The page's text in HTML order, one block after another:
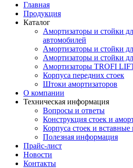
Главная
Продукция
Каталог
Амортизаторы и стойки
автомобилей
Амортизаторы и стойки
Амортизаторы и стойки
Амортизаторы TROFI
Корпуса передних стоек
Штоки амортизаторов
О компании
Техническая информация
Вопросы и ответы
Конструкция стоек и
Корпуса стоек и
Полезная информация
Прайс-лист
Новости
Контакты